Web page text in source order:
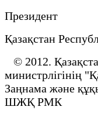
Президент
Қазақстан
© 2012.
министрлігінің
Заңнама және
ШЖҚ РМК